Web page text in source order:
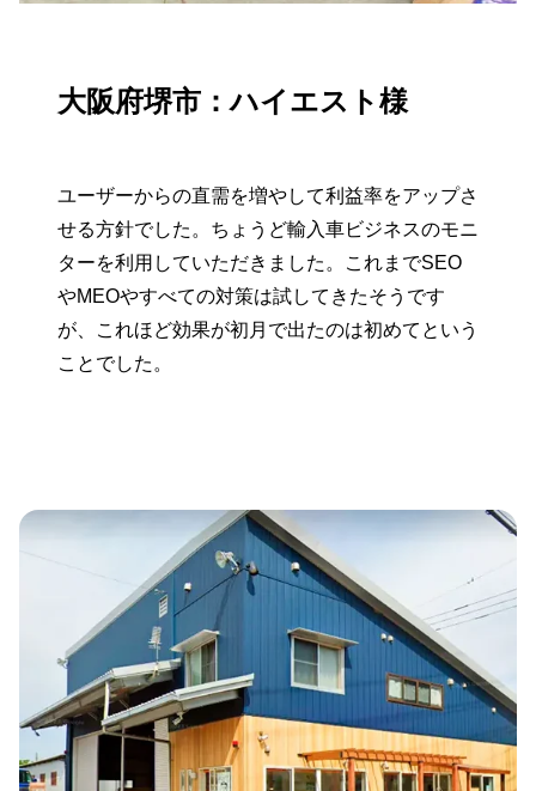
大阪府堺市：ハイエスト様
ユーザーからの直需を増やして利益率をアップさ
せる方針でした。ちょうど輸入車ビジネスのモニ
ターを利用していただきました。これまでSEO
やMEOやすべての対策は試してきたそうです
が、これほど効果が初月で出たのは初めてという
ことでした。